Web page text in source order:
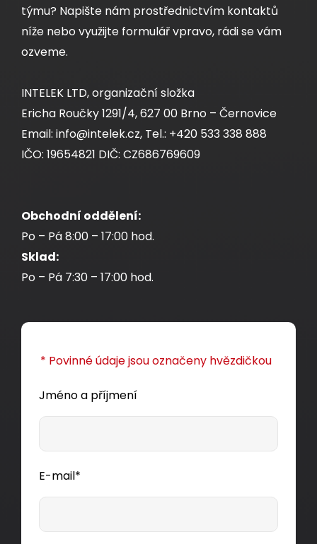
týmu? Napište nám prostřednictvím kontaktů
níže nebo využijte formulář vpravo, rádi se vám
ozveme.
INTELEK LTD, organizační složka
Ericha Roučky 1291/4, 627 00 Brno – Černovice
Email: info@intelek.cz, Tel.: +420 533 338 888
IČO: 19654821 DIČ: CZ686769609
Obchodní oddělení:
Po – Pá 8:00 – 17:00 hod.
Sklad:
Po – Pá 7:30 – 17:00 hod.
* Povinné údaje jsou označeny hvězdičkou
Jméno a příjmení
E-mail*